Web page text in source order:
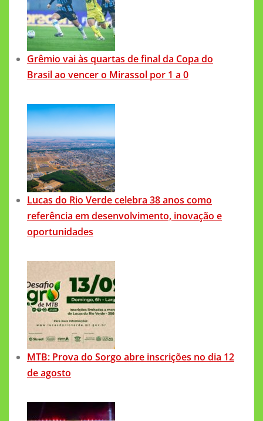
Grêmio vai às quartas de final da Copa do
Brasil ao vencer o Mirassol por 1 a 0
Lucas do Rio Verde celebra 38 anos como
referência em desenvolvimento, inovação e
oportunidades
MTB: Prova do Sorgo abre inscrições no dia 12
de agosto